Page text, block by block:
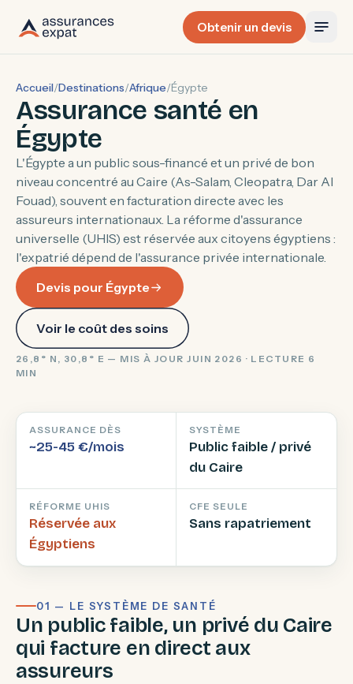
Obtenir un devis
Accueil/Destinations/Afrique/Égypte
Assurance santé en
Égypte
L'Égypte a un public sous-financé et un privé de bon
niveau concentré au Caire (As-Salam, Cleopatra, Dar Al
Fouad), souvent en facturation directe avec les
assureurs internationaux. La réforme d'assurance
universelle (UHIS) est réservée aux citoyens égyptiens :
l'expatrié dépend de l'assurance privée internationale.
Devis pour Égypte
Voir le coût des soins
26,8° N, 30,8° E — MIS À JOUR JUIN 2026 · LECTURE 6
MIN
ASSURANCE DÈS
~25-45 €/mois
SYSTÈME
Public faible / privé
du Caire
RÉFORME UHIS
Réservée aux
Égyptiens
CFE SEULE
Sans rapatriement
01 — LE SYSTÈME DE SANTÉ
Un public faible, un privé du Caire
qui facture en direct aux
assureurs